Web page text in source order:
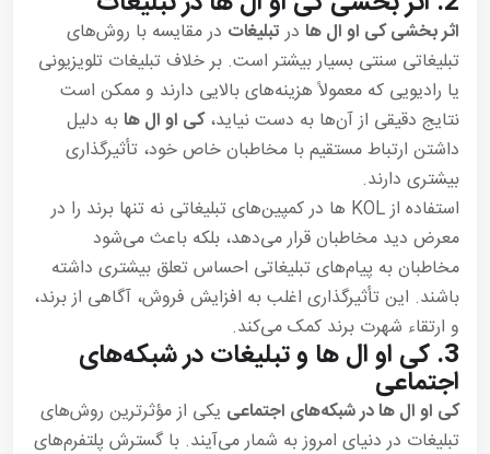
اثر بخشی کی او ال ها درتبلیغات در مقایسه با روش‌های
تبلیغاتی سنتی بسیار بیشتر است. بر خلاف تبلیغات تلویزیونی
یا رادیویی که معمولاً هزینه‌های بالایی دارند و ممکن است
نتایج دقیقی از آن‌ها به دست نیاید،کی او ال هابه دلیل
داشتن ارتباط مستقیم با مخاطبان خاص خود، تأثیرگذاری
بیشتری دارند.
استفاده از KOL ها در کمپین‌های تبلیغاتی نه تنها برند را در
معرض دید مخاطبان قرار می‌دهد، بلکه باعث می‌شود
مخاطبان به پیام‌های تبلیغاتی احساس تعلق بیشتری داشته
باشند. این تأثیرگذاری اغلب به افزایش فروش، آگاهی از برند،
و ارتقاء شهرت برند کمک می‌کند.
3. کی او ال ها و تبلیغات در شبکه‌های
اجتماعی
کی او ال ها در شبکه‌های اجتماعی یکی از مؤثرترین روش‌های
تبلیغات در دنیای امروز به شمار می‌آیند. با گسترش پلتفرم‌های